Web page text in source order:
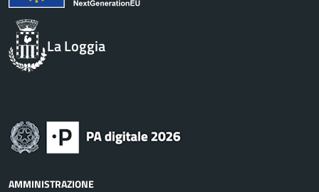
La Loggia
AMMINISTRAZIONE